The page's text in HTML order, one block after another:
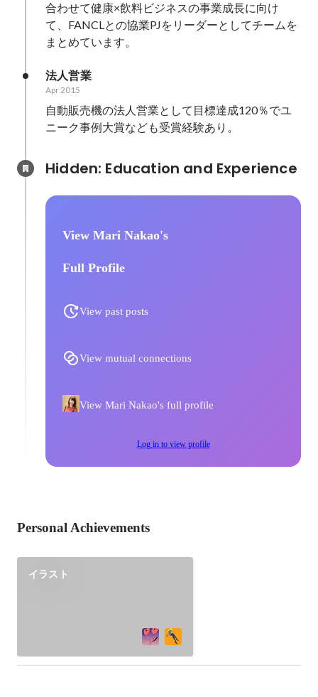
合わせて健康×飲料ビジネスの事業成長に向け
て、FANCLとの協業PJをリーダーとしてチームを
まとめています。
法人営業
Apr 2015
自動販売機の法人営業として目標達成120％でユ
ニーク事例大賞なども受賞経験あり。
View Mari Nakao's
Full Profile
View past posts
View mutual connections
View Mari Nakao's full profile
Log in to view profile
Personal Achievements
イラスト